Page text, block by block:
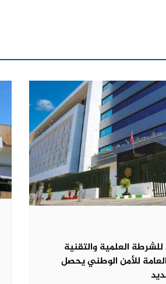
العلمية والتقنية
العامة للأمن الوطني يحصل